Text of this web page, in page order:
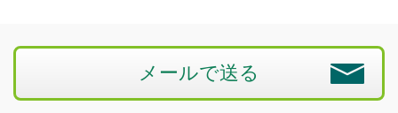
メールで送る